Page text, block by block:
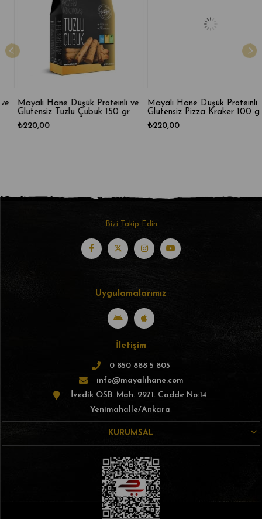
Mayalı Hane Düşük Proteinli ve
Glutensiz Tuzlu Çubuk 150 gr
₺220,00
Mayalı Hane Düşük Proteinli ve
Glutensiz Pizza Kraker 100 gr
₺220,00
Bizi Takip Edin
Uygulamalarımız
İletişim
0 850 888 5 805
info@mayalihane.com
İvedik OSB. Mah. 2271. Cadde No:14
Yenimahalle/Ankara
KURUMSAL